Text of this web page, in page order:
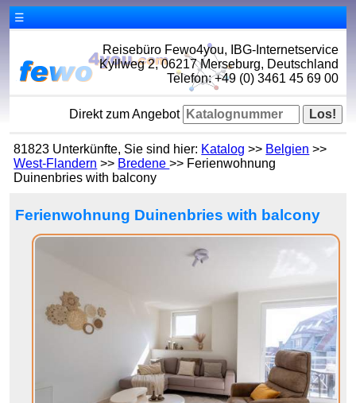
☰
Reisebüro Fewo4you, IBG-Internetservice
Kyllweg 2, 06217 Merseburg, Deutschland
Telefon: +49 (0) 3461 45 69 00
Direkt zum Angebot
81823 Unterkünfte, Sie sind hier: Katalog >> Belgien >>
West-Flandern >> Bredene>> Ferienwohnung
Duinenbries with balcony
Ferienwohnung Duinenbries with balcony